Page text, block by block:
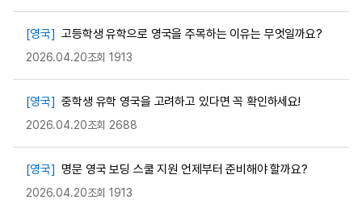
[영국] 고등학생 유학으로 영국을 주목하는 이유는 무엇일까요?
2026.04.20조회 1913
[영국] 중학생 유학 영국을 고려하고 있다면 꼭 확인하세요!
2026.04.20조회 2688
[영국] 명문 영국 보딩 스쿨 지원 언제부터 준비해야 할까요?
2026.04.20조회 1913